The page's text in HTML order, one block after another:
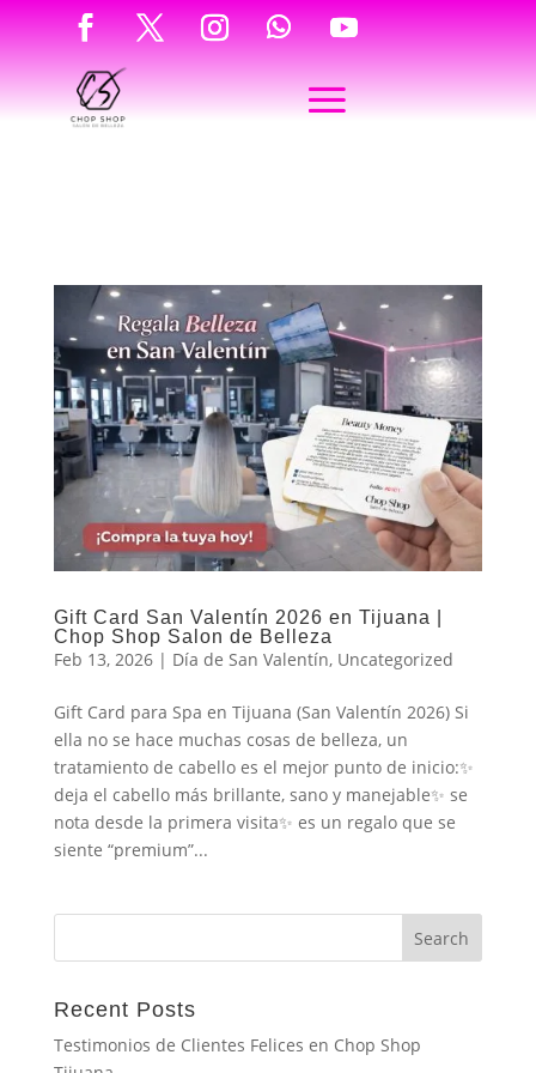
Gift Card San Valentín 2026 en Tijuana |
Chop Shop Salon de Belleza
Feb 13, 2026| Día de San Valentín, Uncategorized
Gift Card para Spa en Tijuana (San Valentín 2026) Si
ella no se hace muchas cosas de belleza, un
tratamiento de cabello es el mejor punto de inicio:✨
deja el cabello más brillante, sano y manejable✨ se
nota desde la primera visita✨ es un regalo que se
siente “premium”...
Recent Posts
Testimonios de Clientes Felices en Chop Shop